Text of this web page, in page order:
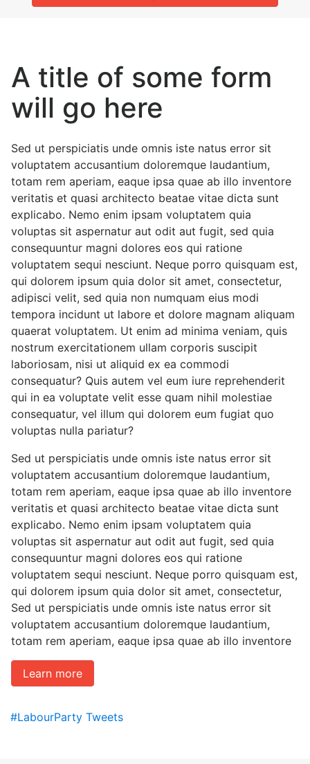
A title of some form
will go here
Sed ut perspiciatis unde omnis iste natus error sit
voluptatem accusantium doloremque laudantium,
totam rem aperiam, eaque ipsa quae ab illo inventore
veritatis et quasi architecto beatae vitae dicta sunt
explicabo. Nemo enim ipsam voluptatem quia
voluptas sit aspernatur aut odit aut fugit, sed quia
consequuntur magni dolores eos qui ratione
voluptatem sequi nesciunt. Neque porro quisquam est,
qui dolorem ipsum quia dolor sit amet, consectetur,
adipisci velit, sed quia non numquam eius modi
tempora incidunt ut labore et dolore magnam aliquam
quaerat voluptatem. Ut enim ad minima veniam, quis
nostrum exercitationem ullam corporis suscipit
laboriosam, nisi ut aliquid ex ea commodi
consequatur? Quis autem vel eum iure reprehenderit
qui in ea voluptate velit esse quam nihil molestiae
consequatur, vel illum qui dolorem eum fugiat quo
voluptas nulla pariatur?
Sed ut perspiciatis unde omnis iste natus error sit
voluptatem accusantium doloremque laudantium,
totam rem aperiam, eaque ipsa quae ab illo inventore
veritatis et quasi architecto beatae vitae dicta sunt
explicabo. Nemo enim ipsam voluptatem quia
voluptas sit aspernatur aut odit aut fugit, sed quia
consequuntur magni dolores eos qui ratione
voluptatem sequi nesciunt. Neque porro quisquam est,
qui dolorem ipsum quia dolor sit amet, consectetur,
Sed ut perspiciatis unde omnis iste natus error sit
voluptatem accusantium doloremque laudantium,
totam rem aperiam, eaque ipsa quae ab illo inventore
Learn more
#LabourParty Tweets